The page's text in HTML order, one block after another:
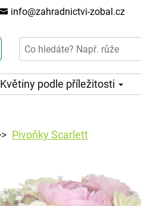
info@zahradnictvi-zobal.cz
Květiny podle příležitosti
Pivoňky Scarlett